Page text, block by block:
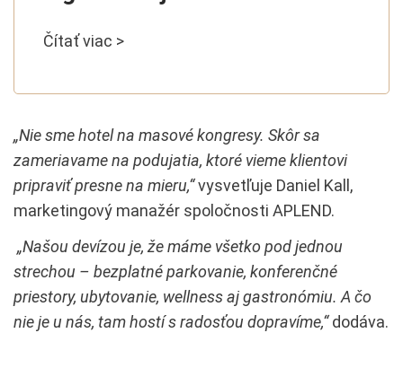
Čítať viac >
„Nie sme hotel na masové kongresy. Skôr sa
zameriavame na podujatia, ktoré vieme klientovi
pripraviť presne na mieru,“vysvetľuje Daniel Kall,
marketingový manažér spoločnosti APLEND.
„Našou devízou je, že máme všetko pod jednou
strechou – bezplatné parkovanie, konferenčné
priestory, ubytovanie, wellness aj gastronómiu. A čo
nie je u nás, tam hostí s radosťou dopravíme,“dodáva.